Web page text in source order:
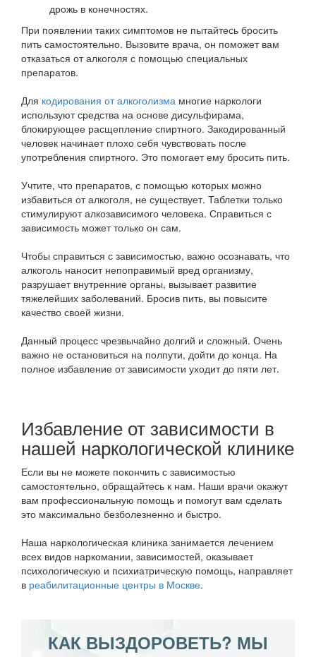
дрожь в конечностях.
При появлении таких симптомов не пытайтесь бросить
пить самостоятельно. Вызовите врача, он поможет вам
отказаться от алкоголя с помощью специальных
препаратов.
Для кодирования от алкоголизма многие наркологи
используют средства на основе дисульфирама,
блокирующее расщепление спиртного. Закодированный
человек начинает плохо себя чувствовать после
употребления спиртного. Это помогает ему бросить пить.
Учтите, что препаратов, с помощью которых можно
избавиться от алкоголя, не существует. Таблетки только
стимулируют алкозависимого человека. Справиться с
зависимость может только он сам.
Чтобы справиться с зависимостью, важно осознавать, что
алкоголь наносит непоправимый вред организму,
разрушает внутренние органы, вызывает развитие
тяжелейших заболеваний. Бросив пить, вы повысите
качество своей жизни.
Данный процесс чрезвычайно долгий и сложный. Очень
важно не остановиться на полпути, дойти до конца. На
полное избавление от зависимости уходит до пяти лет.
Избавление от зависимости в
нашей наркологической клинике
Если вы не можете покончить с зависимостью
самостоятельно, обращайтесь к нам. Наши врачи окажут
вам профессиональную помощь и помогут вам сделать
это максимально безболезненно и быстро.
Наша наркологическая клиника занимается лечением
всех видов наркомании, зависимостей, оказывает
психологическую и психиатрическую помощь, направляет
в реабилитационные центры в Москве.
КАК ВЫЗДОРОВЕТЬ? МЫ